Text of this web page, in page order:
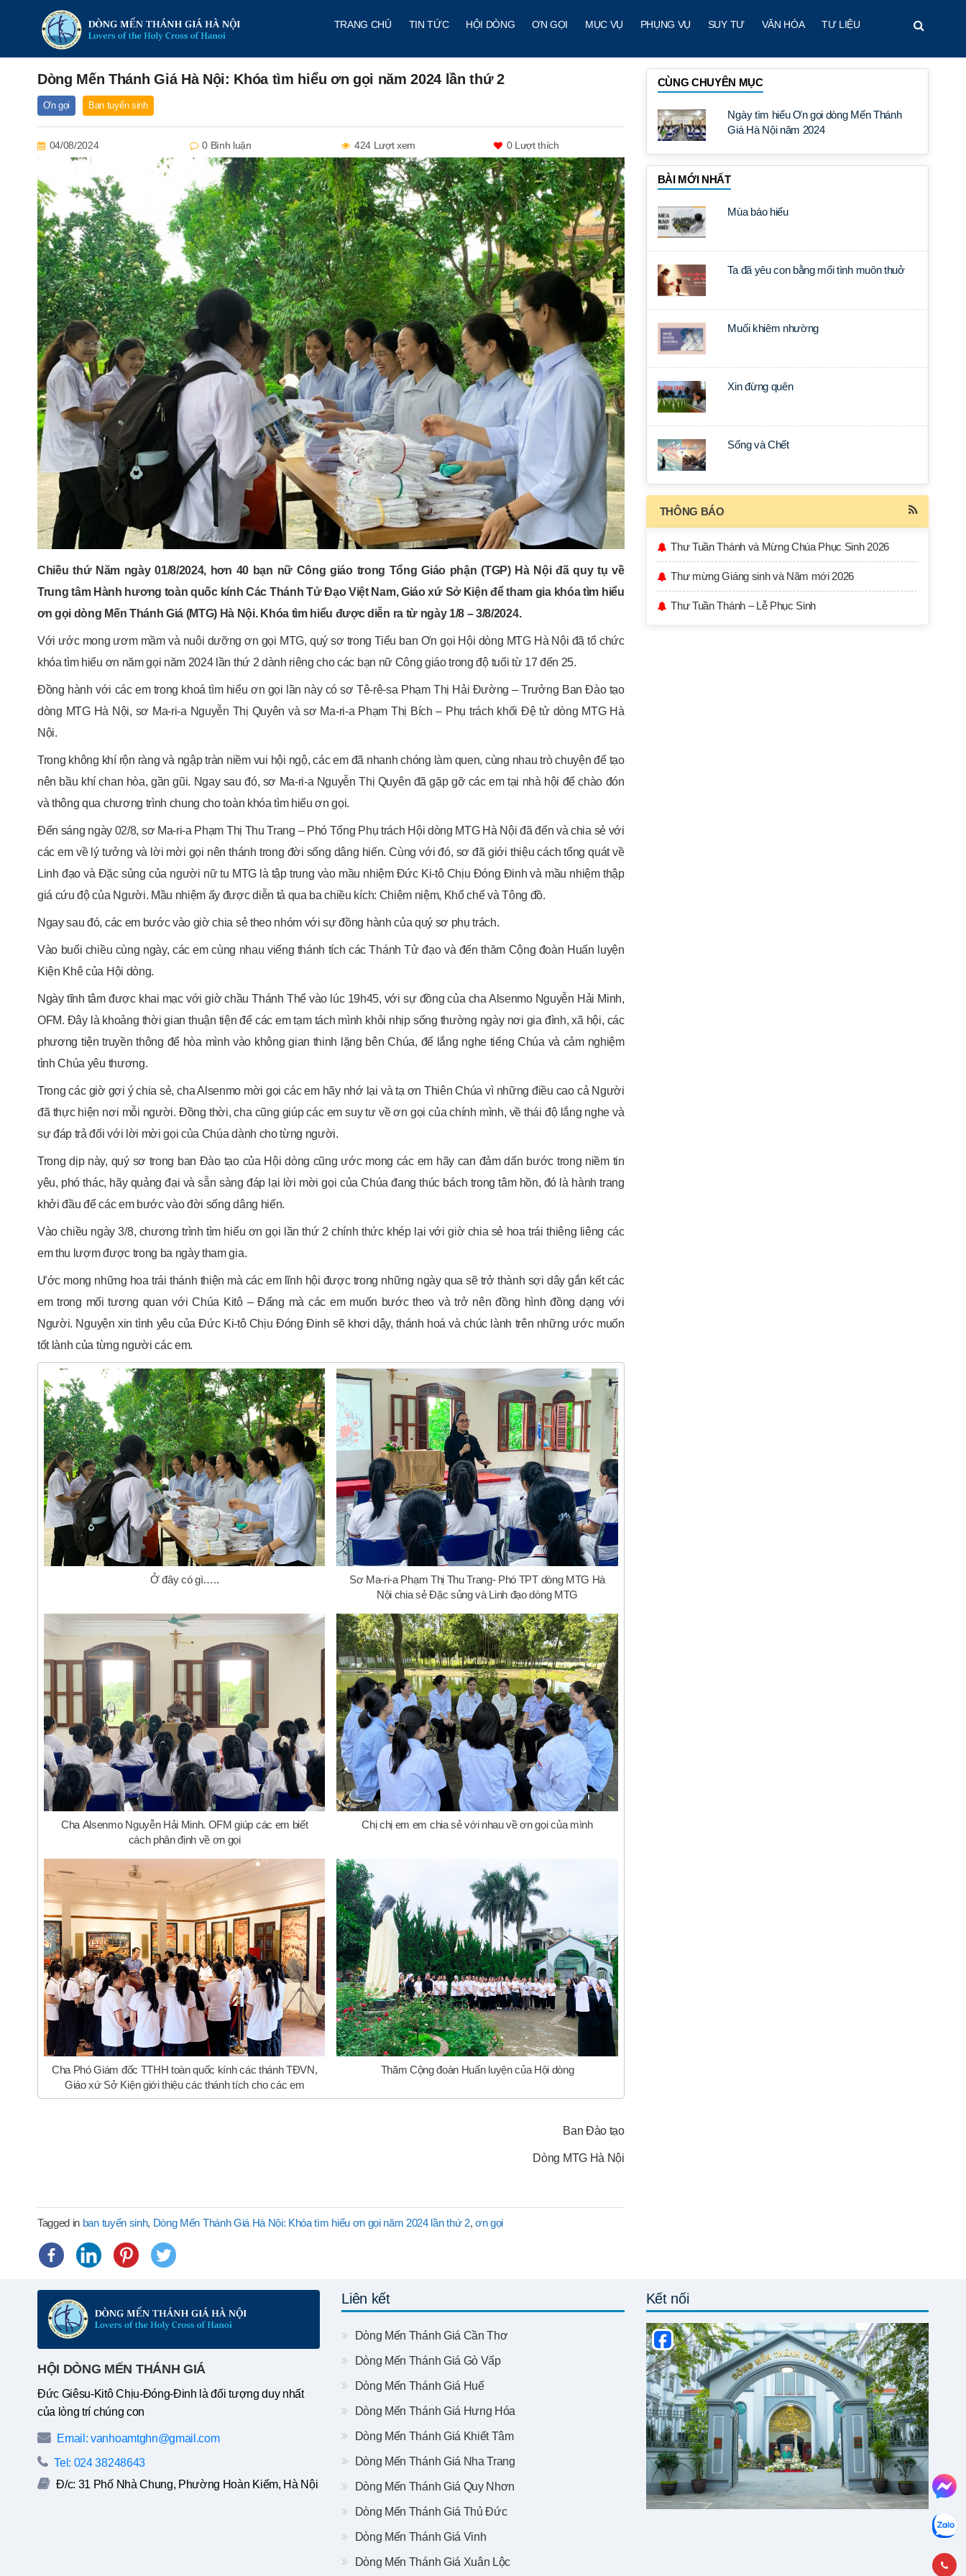
TRANG CHỦ TIN TỨC HỘI DÒNG ƠN GỌI MỤC VỤ PHỤNG VỤ SUY TƯ VĂN HÓA TƯ LIỆU
Dòng Mến Thánh Giá Hà Nội: Khóa tìm hiểu ơn gọi năm 2024 lần thứ 2
Ơn gọi Ban tuyển sinh
04/08/2024 0 Bình luận 424 Lượt xem 0Lượt thích
Chiều thứ Năm ngày 01/8/2024, hơn 40 bạn nữ Công giáo trong Tổng Giáo phận (TGP) Hà Nội đã quy tụ về
Trung tâm Hành hương toàn quốc kính Các Thánh Tử Đạo Việt Nam, Giáo xứ Sở Kiện để tham gia khóa tìm hiểu
ơn gọi dòng Mến Thánh Giá (MTG) Hà Nội. Khóa tìm hiểu được diễn ra từ ngày 1/8 – 3/8/2024.
Với ước mong ươm mầm và nuôi dưỡng ơn gọi MTG, quý sơ trong Tiểu ban Ơn gọi Hội dòng MTG Hà Nội đã tổ chức
khóa tìm hiểu ơn năm gọi năm 2024 lần thứ 2 dành riêng cho các bạn nữ Công giáo trong độ tuổi từ 17 đến 25.
Đồng hành với các em trong khoá tìm hiểu ơn gọi lần này có sơ Tê-rê-sa Phạm Thị Hải Đường – Trưởng Ban Đào tạo
dòng MTG Hà Nội, sơ Ma-ri-a Nguyễn Thị Quyên và sơ Ma-ri-a Phạm Thị Bích – Phụ trách khối Đệ tử dòng MTG Hà
Nội.
Trong không khí rộn ràng và ngập tràn niềm vui hội ngộ, các em đã nhanh chóng làm quen, cùng nhau trò chuyện để tạo
nên bầu khí chan hòa, gần gũi. Ngay sau đó, sơ Ma-ri-a Nguyễn Thị Quyên đã gặp gỡ các em tại nhà hội để chào đón
và thông qua chương trình chung cho toàn khóa tìm hiểu ơn gọi.
Đến sáng ngày 02/8, sơ Ma-ri-a Phạm Thị Thu Trang – Phó Tổng Phụ trách Hội dòng MTG Hà Nội đã đến và chia sẻ với
các em về lý tưởng và lời mời gọi nên thánh trong đời sống dâng hiến. Cùng với đó, sơ đã giới thiệu cách tổng quát về
Linh đạo và Đặc sủng của người nữ tu MTG là tập trung vào mầu nhiệm Đức Ki-tô Chịu Đóng Đinh và mầu nhiệm thập
giá cứu độ của Người. Mầu nhiệm ấy được diễn tả qua ba chiều kích: Chiêm niệm, Khổ chế và Tông đồ.
Ngay sau đó, các em bước vào giờ chia sẻ theo nhóm với sự đồng hành của quý sơ phụ trách.
Vào buổi chiều cùng ngày, các em cùng nhau viếng thánh tích các Thánh Tử đạo và đến thăm Cộng đoàn Huấn luyện
Kiện Khê của Hội dòng.
Ngày tĩnh tâm được khai mạc với giờ chầu Thánh Thể vào lúc 19h45, với sự đồng của cha Alsenmo Nguyễn Hải Minh,
OFM. Đây là khoảng thời gian thuận tiện để các em tạm tách mình khỏi nhịp sống thường ngày nơi gia đình, xã hội, các
phương tiện truyền thông để hòa mình vào không gian thinh lặng bên Chúa, để lắng nghe tiếng Chúa và cảm nghiệm
tình Chúa yêu thương.
Trong các giờ gợi ý chia sẻ, cha Alsenmo mời gọi các em hãy nhớ lại và tạ ơn Thiên Chúa vì những điều cao cả Người
đã thực hiện nơi mỗi người. Đồng thời, cha cũng giúp các em suy tư về ơn gọi của chính mình, về thái độ lắng nghe và
sự đáp trả đối với lời mời gọi của Chúa dành cho từng người.
Trong dịp này, quý sơ trong ban Đào tạo của Hội dòng cũng ước mong các em hãy can đảm dấn bước trong niềm tin
yêu, phó thác, hãy quảng đại và sẵn sàng đáp lại lời mời gọi của Chúa đang thúc bách trong tâm hồn, đó là hành trang
khởi đầu để các em bước vào đời sống dâng hiến.
Vào chiều ngày 3/8, chương trình tìm hiểu ơn gọi lần thứ 2 chính thức khép lại với giờ chia sẻ hoa trái thiêng liêng các
em thu lượm được trong ba ngày tham gia.
Ước mong những hoa trái thánh thiện mà các em lĩnh hội được trong những ngày qua sẽ trở thành sợi dây gắn kết các
em trong mối tương quan với Chúa Kitô – Đấng mà các em muốn bước theo và trở nên đồng hình đồng dạng với
Người. Nguyện xin tình yêu của Đức Ki-tô Chịu Đóng Đinh sẽ khơi dậy, thánh hoá và chúc lành trên những ước muốn
tốt lành của từng người các em.
Ở đây có gì…..
Sơ Ma-ri-a Phạm Thị Thu Trang- Phó TPT dòng MTG Hà
Nội chia sẻ Đặc sủng và Linh đạo dòng MTG
Cha Alsenmo Nguyễn Hải Minh. OFM giúp các em biết
cách phân định về ơn gọi
Chị chị em em chia sẻ với nhau về ơn gọi của mình
Cha Phó Giám đốc TTHH toàn quốc kính các thánh TĐVN,
Giáo xứ Sở Kiện giới thiệu các thánh tích cho các em
Thăm Cộng đoàn Huấn luyện của Hội dòng
Ban Đào tạo
Dòng MTG Hà Nội
Tagged in ban tuyển sinh, Dòng Mến Thánh Giá Hà Nội: Khóa tìm hiểu ơn gọi năm 2024 lần thứ 2, ơn gọi
CÙNG CHUYÊN MỤC
Ngày tìm hiểu Ơn gọi dòng Mến Thánh
Giá Hà Nội năm 2024
BÀI MỚI NHẤT
Mùa báo hiếu
Ta đã yêu con bằng mối tình muôn thuở
Muối khiêm nhường
Xin đừng quên
Sống và Chết
THÔNG BÁO
Thư Tuần Thánh và Mừng Chúa Phục Sinh 2026
Thư mừng Giáng sinh và Năm mới 2026
Thư Tuần Thánh – Lễ Phục Sinh
HỘI DÒNG MẾN THÁNH GIÁ
Đức Giêsu-Kitô Chịu-Đóng-Đinh là đối tượng duy nhất
của lòng trí chúng con
Email: vanhoamtghn@gmail.com
Tel: 024 38248643
Đ/c: 31 Phố Nhà Chung, Phường Hoàn Kiếm, Hà Nội
Liên kết
Dòng Mến Thánh Giá Cần Thơ
Dòng Mến Thánh Giá Gò Vấp
Dòng Mến Thánh Giá Huế
Dòng Mến Thánh Giá Hưng Hóa
Dòng Mến Thánh Giá Khiết Tâm
Dòng Mến Thánh Giá Nha Trang
Dòng Mến Thánh Giá Quy Nhơn
Dòng Mến Thánh Giá Thủ Đức
Dòng Mến Thánh Giá Vinh
Dòng Mến Thánh Giá Xuân Lộc
Kết nối